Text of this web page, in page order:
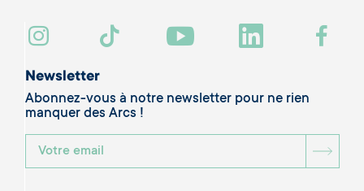
Newsletter
Abonnez-vous à notre newsletter pour ne rien
manquer des Arcs !